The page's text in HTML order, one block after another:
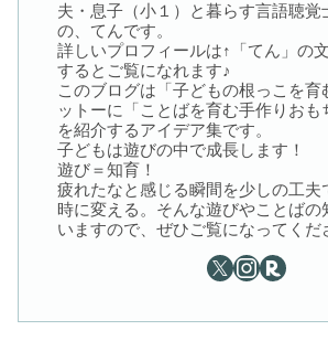
夫・息子（小１）と暮らす言語聴覚
の、てんです。
詳しいプロフィールは↑「てん」の
するとご覧になれます♪
このブログは「子どもの根っこを育
ットーに「ことばを育む手作りおも
を紹介するアイデア集です。
子どもは遊びの中で成長します！
遊び＝知育！
疲れたなと感じる瞬間を少しの工夫
時に変える。そんな遊びやことばの
いますので、ぜひご覧になってくだ